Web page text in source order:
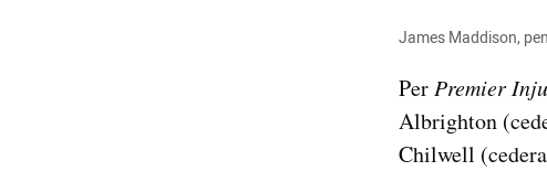
James Maddison,
Per Premier
Albrighton
Chilwell